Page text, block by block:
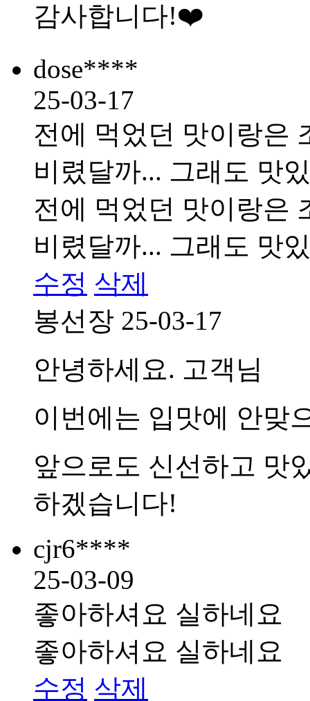
감사합니다!❤️
dose****
25-03-17
전에 먹었던 맛이랑은
비렸달까... 그래도 맛
전에 먹었던 맛이랑은
비렸달까... 그래도 맛
수정 삭제
봉선장 25-03-17
안녕하세요. 고객님
이번에는 입맛에 안맞
앞으로도 신선하고 맛
하겠습니다!
cjr6****
25-03-09
좋아하셔요 실하네요
좋아하셔요 실하네요
수정 삭제